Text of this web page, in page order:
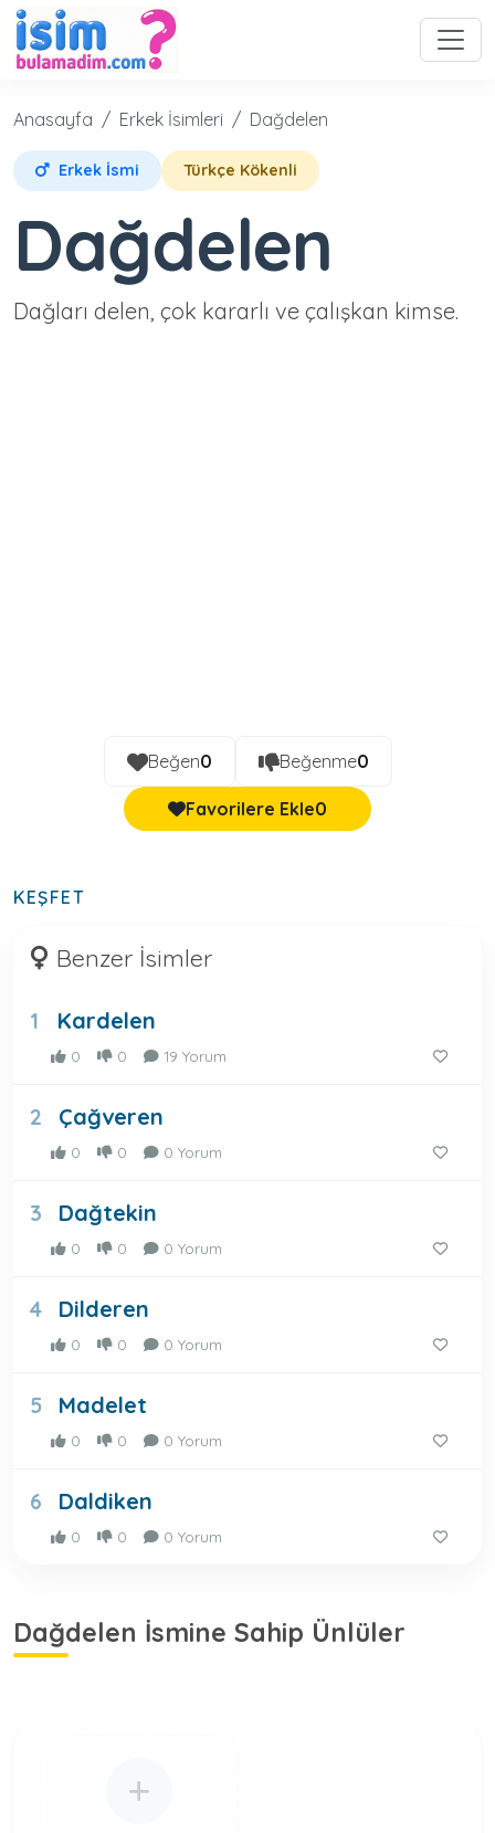
Anasayfa Erkek İsimleri Dağdelen
Erkek İsmi Türkçe Kökenli
Dağdelen
Dağları delen, çok kararlı ve çalışkan kimse.
Beğen0 Beğenme0
Favorilere Ekle0
KEŞFET
Benzer İsimler
1 Kardelen
0 0 19 Yorum
2 Çağveren
0 0 0 Yorum
3 Dağtekin
0 0 0 Yorum
4 Dilderen
0 0 0 Yorum
5 Madelet
0 0 0 Yorum
6 Daldiken
0 0 0 Yorum
Dağdelen İsmine Sahip Ünlüler